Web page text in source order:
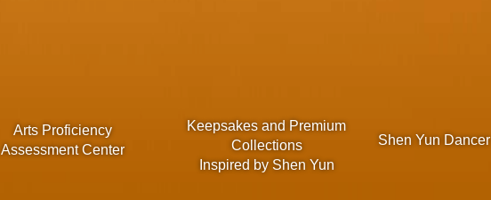
Arts Proficiency
Assessment Center
Keepsakes and Premium
Collections
Inspired by Shen Yun
Shen Yun Dancer